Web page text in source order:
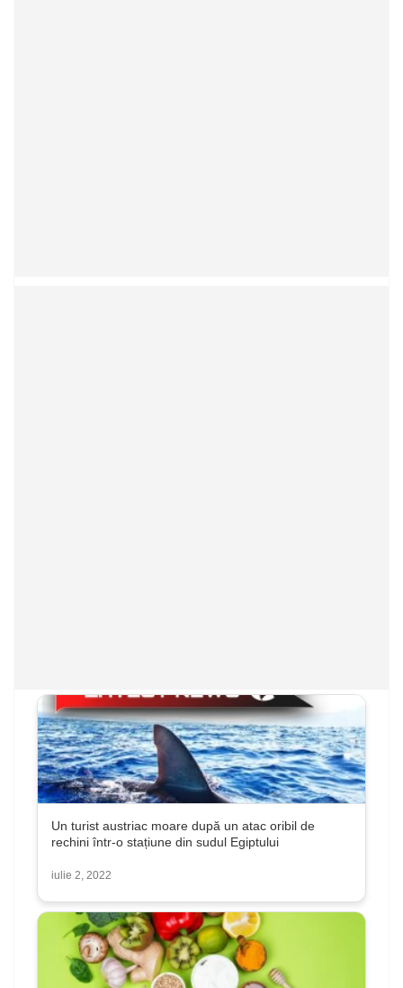
Un turist austriac moare după un atac oribil de
rechini într-o stațiune din sudul Egiptului
iulie 2, 2022